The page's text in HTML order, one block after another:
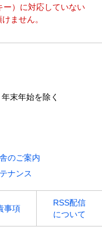
ー）に対応していない
ません。
末年始を除く
のご案内
ナンス
事項
RSS配信
について